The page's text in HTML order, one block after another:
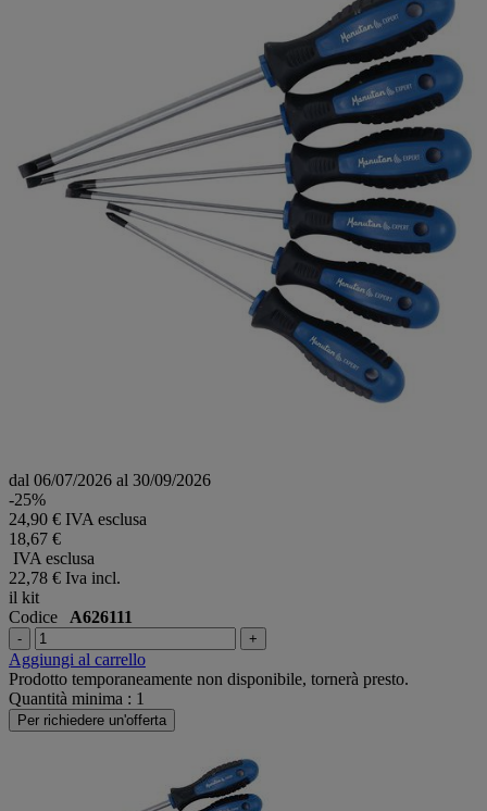
dal 06/07/2026 al 30/09/2026
-25%
24,90 € IVA esclusa
18,67 €
IVA esclusa
22,78 € Iva incl.
il kit
Codice A626111
- +
Aggiungi al carrello
Prodotto temporaneamente non disponibile, tornerà presto.
Quantità minima : 1
Per richiedere un'offerta